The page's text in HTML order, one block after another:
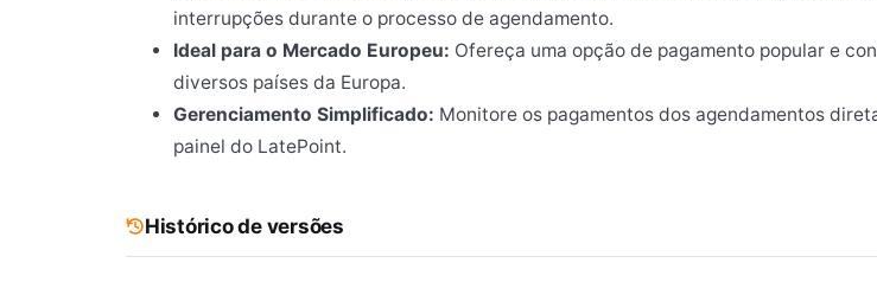
interrupções durante o processo de agendamento.
Ideal para o Mercado Europeu: Ofereça uma opção de pagamento popular e
diversos países da Europa.
Gerenciamento Simplificado: Monitore os pagamentos dos agendamentos
painel do LatePoint.
Histórico de versões